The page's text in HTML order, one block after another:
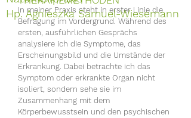
Hp. Agnieszka Samuel-Wiesemann
In meiner Praxis steht in erster Linie die
Befragung im Vordergrund. Während des
ersten, ausführlichen Gesprächs
analysiere ich die Symptome, das
Erscheinungsbild und die Umstände der
Erkrankung. Dabei betrachte ich das
Symptom oder erkrankte Organ nicht
isoliert, sondern sehe sie im
Zusammenhang mit dem
Körperbewusstsein und den psychischen